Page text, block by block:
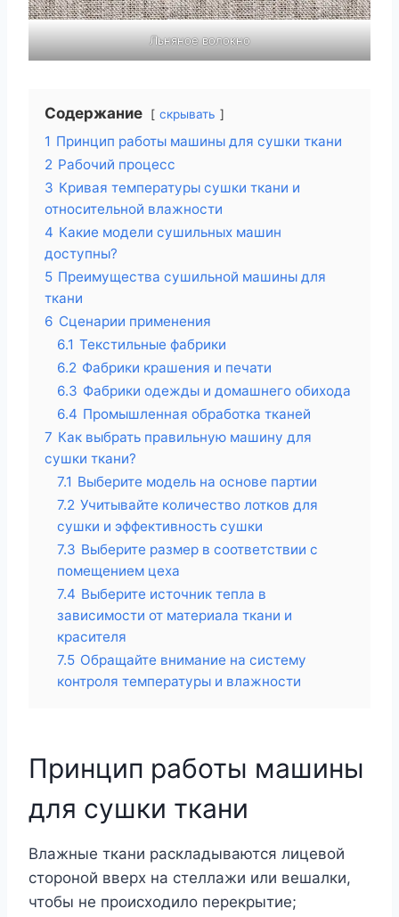
Льняное волокно
Содержание скрывать
1 Принцип работы машины для сушки ткани
2 Рабочий процесс
3 Кривая температуры сушки ткани и
относительной влажности
4 Какие модели сушильных машин
доступны?
5 Преимущества сушильной машины для
ткани
6 Сценарии применения
6.1 Текстильные фабрики
6.2 Фабрики крашения и печати
6.3 Фабрики одежды и домашнего обихода
6.4 Промышленная обработка тканей
7 Как выбрать правильную машину для
сушки ткани?
7.1 Выберите модель на основе партии
7.2 Учитывайте количество лотков для
сушки и эффективность сушки
7.3 Выберите размер в соответствии с
помещением цеха
7.4 Выберите источник тепла в
зависимости от материала ткани и
красителя
7.5 Обращайте внимание на систему
контроля температуры и влажности
Принцип работы машины
для сушки ткани
Влажные ткани раскладываются лицевой
стороной вверх на стеллажи или вешалки,
чтобы не происходило перекрытие;